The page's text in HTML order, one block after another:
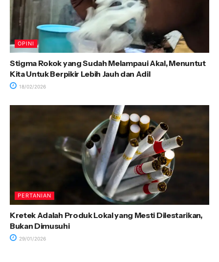
OPINI
Stigma Rokok yang Sudah Melampaui Akal, Menuntut
Kita Untuk Berpikir Lebih Jauh dan Adil
18/02/2026
PERTANIAN
Kretek Adalah Produk Lokal yang Mesti Dilestarikan,
Bukan Dimusuhi
29/01/2026